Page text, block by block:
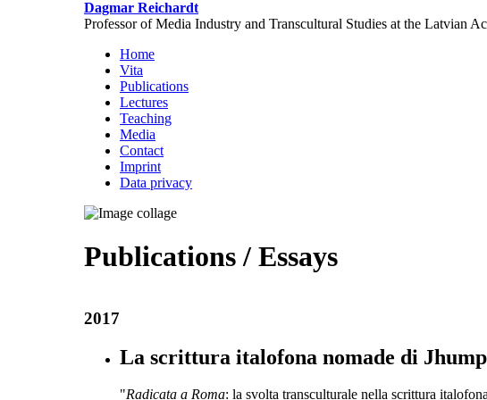
Dagmar Reichardt
Professor of Media Industry and Transcultural Studies at the Latvian
Home
Vita
Publications
Lectures
Teaching
Media
Contact
Imprint
Data privacy
Publications / Essays
2017
La scrittura italofona nomade di
"Radicata a Roma: la svolta transculturale nella scrittura